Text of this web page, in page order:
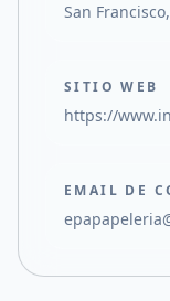
San
SITIO WEB
https://
EMAIL DE